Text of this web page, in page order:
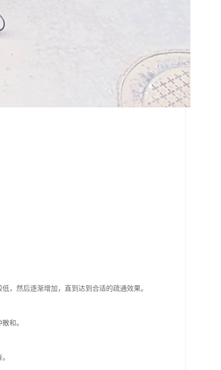
然后逐渐增加，直到达到合适的疏通效果。
和。